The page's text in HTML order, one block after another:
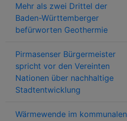
Mehr als zwei Drittel der
Baden-Württemberger
befürworten Geothermie
Pirmasenser Bürgermeister
spricht vor den Vereinten
Nationen über nachhaltige
Stadtentwicklung
Wärmewende im kommunalen